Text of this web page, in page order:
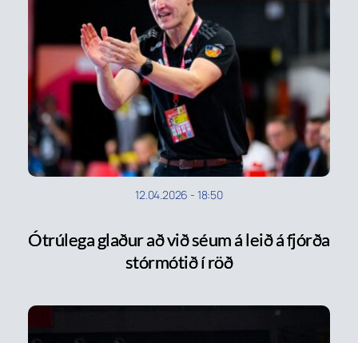
12.04.2026 - 18:50
Ótrúlega glaður að við séum á leið á fjórða
stórmótið í röð